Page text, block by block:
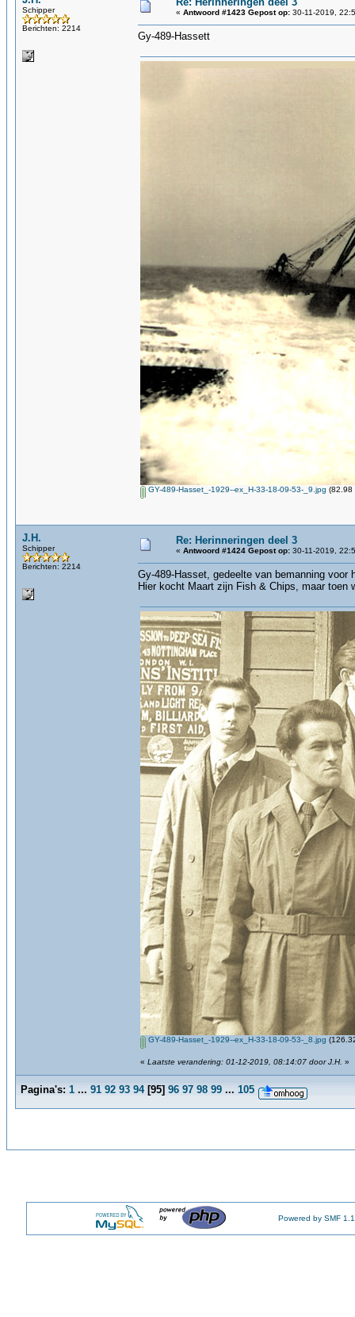
Schipper
Berichten: 2214
« Antwoord #1423 Gepost op: 30-11-2019,
Gy-489-Hassett
GY-489-Hasset_-1929--ex_H-33-18-09-53-_9.jpg (82.98
J.H.
Schipper
Berichten: 2214
Re: Herinneringen deel 3
« Antwoord #1424 Gepost op: 30-11-2019,
Gy-489-Hasset, gedeelte van bemanning
Hier kocht Maart zijn Fish & Chips, maar toen
GY-489-Hasset_-1929--ex_H-33-18-09-53-_8.jpg
« Laatste verandering: 01-12-2019, 08:14:07 door J.H. »
Pagina's: 1 ... 91 92 93 94[95] 96 97 98 99 ... 105
Powered by SMF